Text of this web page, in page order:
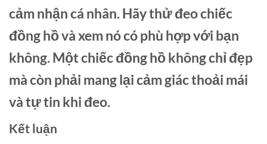
cảm nhận cá nhân. Hãy thử đeo chiếc
đồng hồ và xem nó có phù hợp với bạn
không. Một chiếc đồng hồ không chỉ đẹp
mà còn phải mang lại cảm giác thoải mái
và tự tin khi đeo.
Kết luận